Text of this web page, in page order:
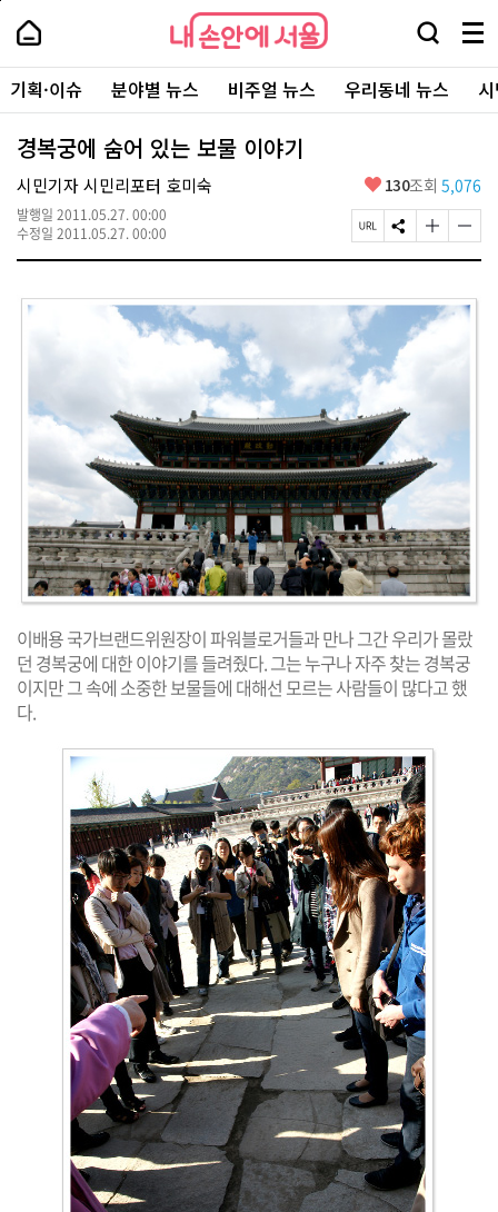
본
로
가
기
내
손
안
에
서
울
-
서
울
시
대
표
소
포
털
내
손
에
서
울
검
창
열
기
메
뉴
전
체
보
주
요
서
기획·이슈 분야별 뉴스 비주얼 뉴스 우리동네 뉴스
경복궁에 숨어 있는 보물 이야기
시민기자 시민리포터 호미숙
발행일 2011.05.27. 00:00
수정일 2011.05.27. 00:00
좋
요
130조회 5,076
페
이
R
L
복
사
S
N
유
하
기
글
자
크
게
글
자
작
이배용 국가브랜드위원장이 파워블로거들과 만나 그간 우리가 몰랐
던 경복궁에 대한 이야기를 들려줬다. 그는 누구나 자주 찾는 경복궁
이지만 그 속에 소중한 보물들에 대해선 모르는 사람들이 많다고 했
다.
페
상
단
으
로